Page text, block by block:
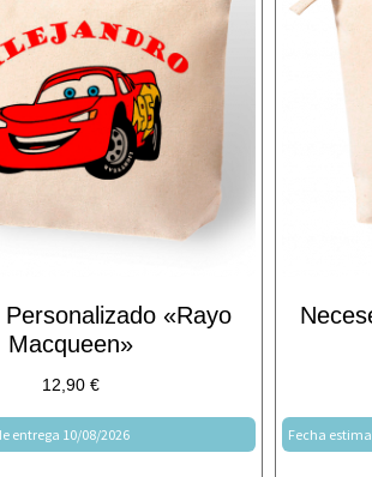
«Rayo
Macqueen»
12,90 €
entrega 10/08/2026 Fecha